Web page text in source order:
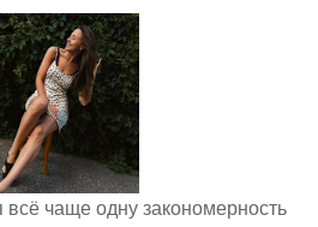
чаще одну закономерность